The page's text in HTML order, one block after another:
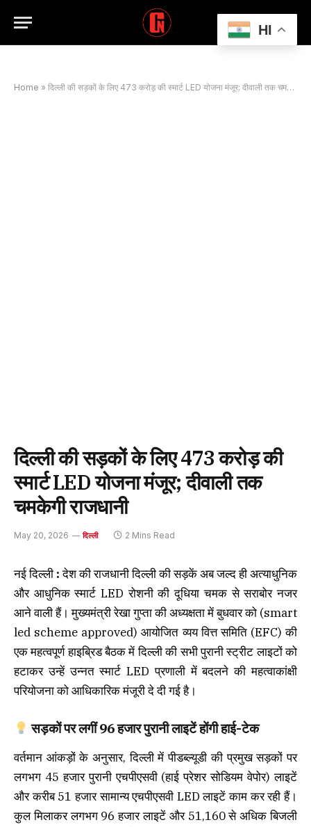
Home » दिल्ली की सड़कों के लिए 473 करोड़ की स्मार्ट LED योजना मंजूर; दीवाली तक चमकेगी राजधानी
दिल्ली की सड़कों के लिए 473 करोड़ की
स्मार्ट LED योजना मंजूर; दीवाली तक
चमकेगी राजधानी
May 20, 2026 दिल्ली 2 Mins Read
नई दिल्ली :देश की राजधानी दिल्ली की सड़कें अब जल्द ही अत्याधुनिक
और आधुनिक स्मार्ट LED रोशनी की दूधिया चमक से सराबोर नजर
आने वाली हैं। मुख्यमंत्री रेखा गुप्ता की अध्यक्षता में बुधवार को (smart
led scheme approved) आयोजित व्यय वित्त समिति (EFC) की
एक महत्वपूर्ण हाइब्रिड बैठक में दिल्ली की सभी पुरानी स्ट्रीट लाइटों को
हटाकर उन्हें उन्नत स्मार्ट LED प्रणाली में बदलने की महत्वाकांक्षी
परियोजना को आधिकारिक मंजूरी दे दी गई है।
सड़कों पर लगीं 96 हजार पुरानी लाइटें होंगी हाई-टेक
वर्तमान आंकड़ों के अनुसार, दिल्ली में पीडब्ल्यूडी की प्रमुख सड़कों पर
लगभग 45 हजार पुरानी एचपीएसवी (हाई प्रेशर सोडियम वेपोर) लाइटें
और करीब 51 हजार सामान्य एचपीएसवी LED लाइटें काम कर रही हैं।
कुल मिलाकर लगभग 96 हजार लाइटें और 51,160 से अधिक बिजली
HI